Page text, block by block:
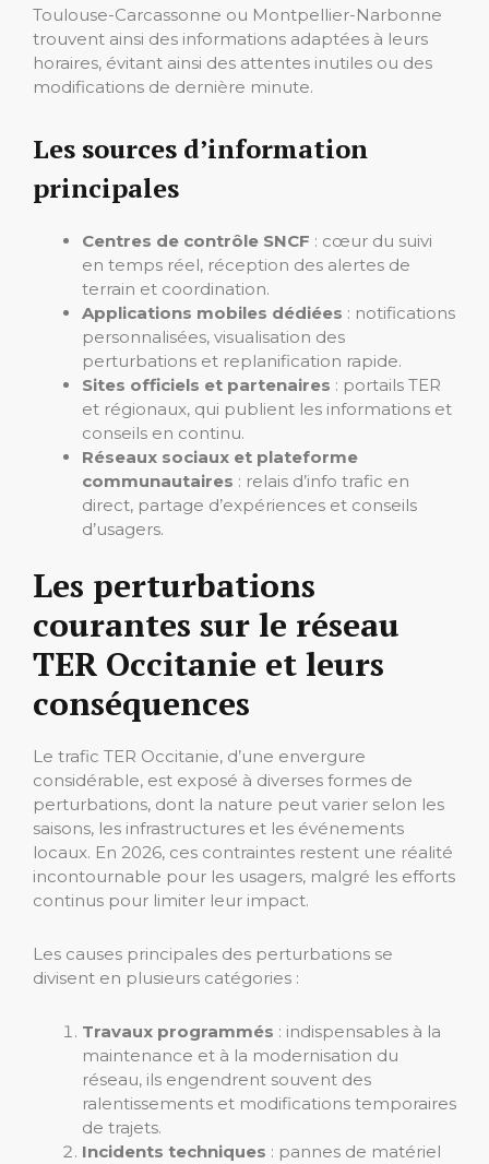
Toulouse-Carcassonne ou Montpellier-Narbonne
trouvent ainsi des informations adaptées à leurs
horaires, évitant ainsi des attentes inutiles ou des
modifications de dernière minute.
Les sources d’information
principales
Centres de contrôle SNCF : cœur du suivi
en temps réel, réception des alertes de
terrain et coordination.
Applications mobiles dédiées : notifications
personnalisées, visualisation des
perturbations et replanification rapide.
Sites officiels et partenaires : portails TER
et régionaux, qui publient les informations et
conseils en continu.
Réseaux sociaux et plateforme
communautaires : relais d’info trafic en
direct, partage d’expériences et conseils
d’usagers.
Les perturbations
courantes sur le réseau
TER Occitanie et leurs
conséquences
Le trafic TER Occitanie, d’une envergure
considérable, est exposé à diverses formes de
perturbations, dont la nature peut varier selon les
saisons, les infrastructures et les événements
locaux. En 2026, ces contraintes restent une réalité
incontournable pour les usagers, malgré les efforts
continus pour limiter leur impact.
Les causes principales des perturbations se
divisent en plusieurs catégories :
Travaux programmés : indispensables à la
maintenance et à la modernisation du
réseau, ils engendrent souvent des
ralentissements et modifications temporaires
de trajets.
Incidents techniques : pannes de matériel